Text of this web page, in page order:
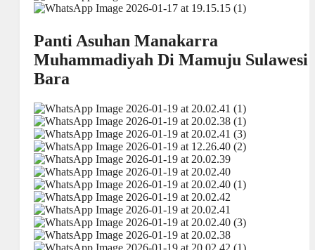
Panti Asuhan Manakarra
Muhammadiyah Di Mamuju Sulawesi
Bara